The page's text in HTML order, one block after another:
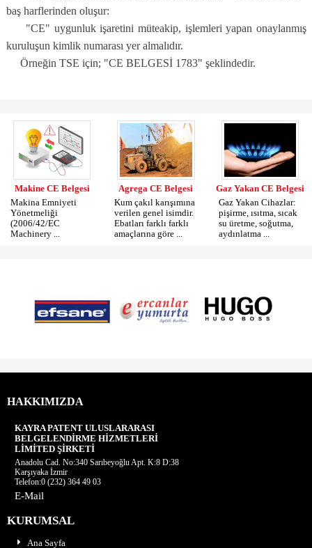
baş harflerinden oluşur:
"CE" uygunluk işaretini müteakip, işlemleri yapan onaylanmış
kuruluşun kimlik numarası yer almalıdır.
Örneğin TSE için; "CE BELGESİ 1783" şeklindedir.
Makine CE Belgesi
Makina Emniyeti
Yönetmeliği
(2006/42/EC
Machinery ...
Agrega CE Belgesi
Kum çakıl karışımına
verilen genel isimdir.
Ebatları farklı farklı
amaçlarına göre ...
Gaz Yakan CE Belgesi
Gaz Yakan Cihazlar:
pişirme, ısıtma, sıcak
su üretme, soğutma,
aydınlatma ...
HAKKIMIZDA
KAYRA PATENT ULUSLARARASI
BELGELENDİRME HİZMETLERİ
LİMİTED ŞİRKETİ
Anadolu Cad. No:340 Sarıbeyoğlu Apt. K:8 D:38
Karşıyaka İzmir
Telefon:0 (232) 364 49 03
E-Mail
KURUMSAL
Ana Sayfa